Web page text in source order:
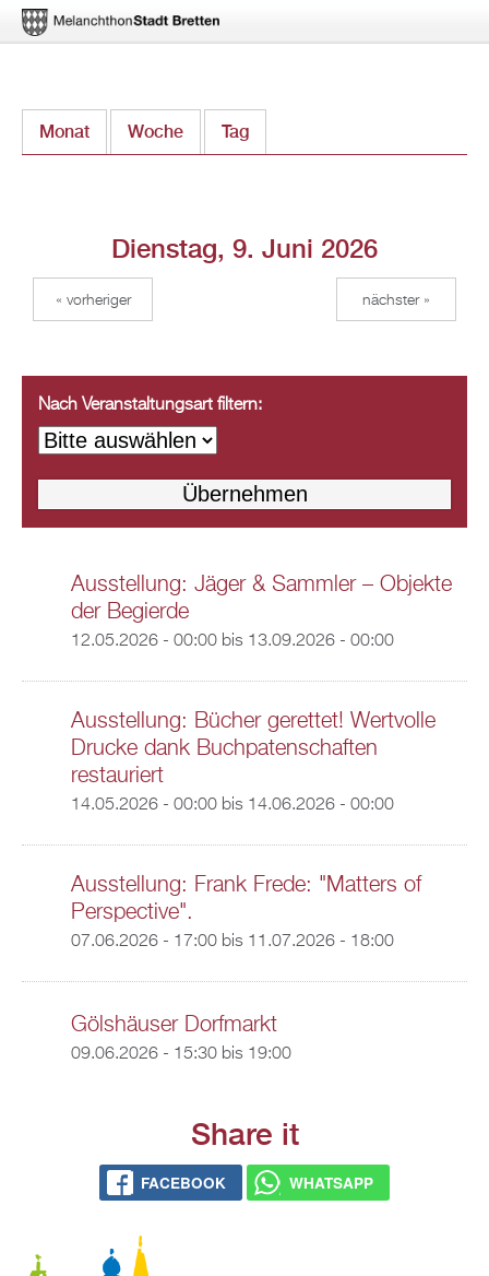
zum
Monat Woche Tag
Dienstag, 9. Juni 2026
« vorheriger nächster »
Nach Veranstaltungsart filtern:
Ausstellung: Jäger & Sammler – Objekte
der Begierde
12.05.2026 - 00:00bis 13.09.2026 - 00:00
Ausstellung: Bücher gerettet! Wertvolle
Drucke dank Buchpatenschaften
restauriert
14.05.2026 - 00:00bis 14.06.2026 - 00:00
Ausstellung: Frank Frede: "Matters of
Perspective".
07.06.2026 - 17:00bis 11.07.2026 - 18:00
Gölshäuser Dorfmarkt
09.06.2026 - 15:30bis 19:00
Share it
FACEBOOK WHATSAPP